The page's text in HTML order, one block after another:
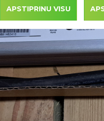
APSTIPRINU VISU